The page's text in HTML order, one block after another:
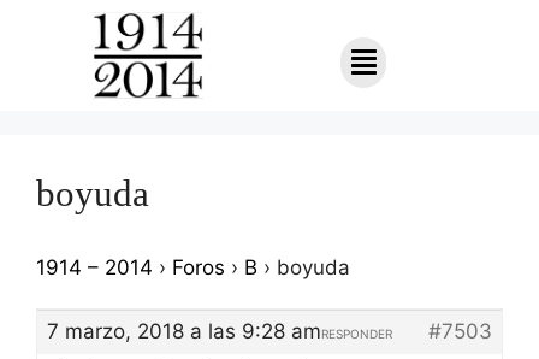
boyuda
1914 – 2014 › Foros › B › boyuda
7 marzo, 2018 a las 9:28 am #7503
RESPONDER